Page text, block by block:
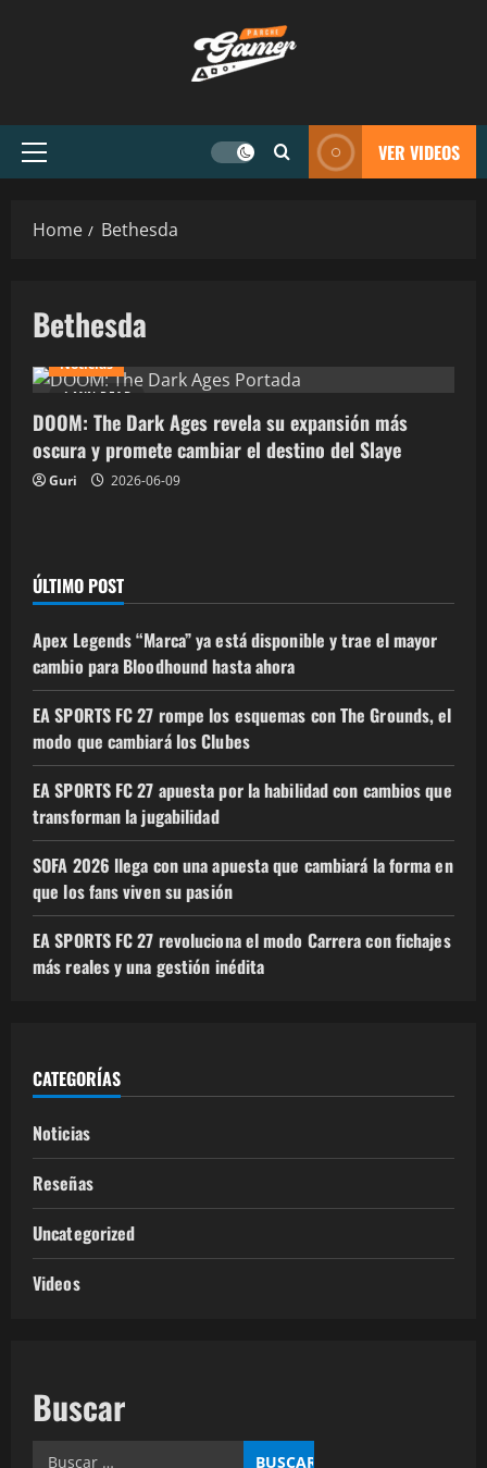
VER VIDEOS
Home Bethesda
Bethesda
4 MIN READ
Noticias
DOOM: The Dark Ages revela su expansión más
oscura y promete cambiar el destino del Slaye
Guri 2026-06-09
ÚLTIMO POST
Apex Legends “Marca” ya está disponible y trae el mayor
cambio para Bloodhound hasta ahora
EA SPORTS FC 27 rompe los esquemas con The Grounds, el
modo que cambiará los Clubes
EA SPORTS FC 27 apuesta por la habilidad con cambios que
transforman la jugabilidad
SOFA 2026 llega con una apuesta que cambiará la forma en
que los fans viven su pasión
EA SPORTS FC 27 revoluciona el modo Carrera con fichajes
más reales y una gestión inédita
CATEGORÍAS
Noticias
Reseñas
Uncategorized
Videos
Buscar